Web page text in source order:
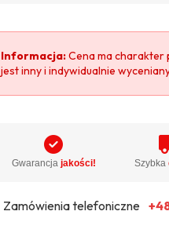
Informacja:Cena ma charakter
jest inny i indywidualnie
Gwarancja jakości! Szybka
Zamówienia telefoniczne